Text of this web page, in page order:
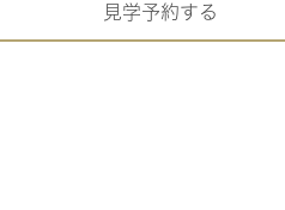
見学予約する